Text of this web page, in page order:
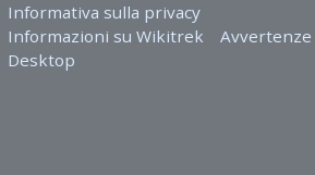
Informativa sulla privacy
Informazioni su Wikitrek
Avvertenze
Desktop